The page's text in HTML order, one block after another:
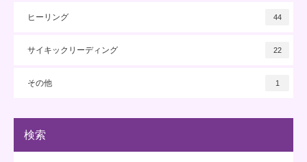
ヒーリング 44
サイキックリーディング 22
その他 1
検索